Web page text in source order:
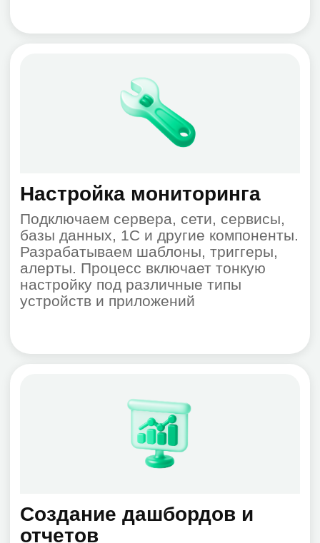
Оказываем техподдержку в период
внедрения и после — по
договоренности. Наша поддержка
включает постоянное сопровождение и
Поддержка
Гибкая и прозрачная
сигнализирует об
отклонениях и помогает
предотвратить сбои. Она
Результат